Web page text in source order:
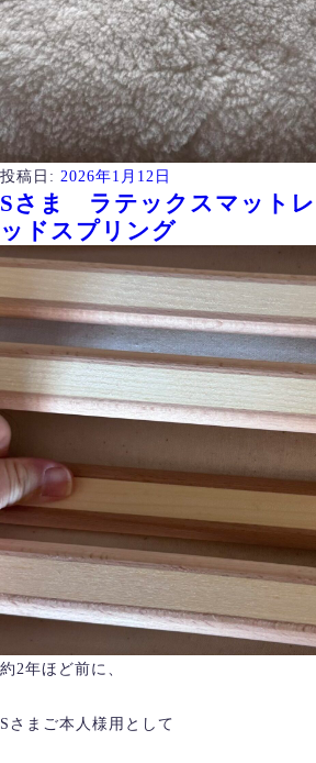
投稿日: 2026年1月12日
Sさま ラテックスマットレ
ッドスプリング
約2年ほど前に、
Sさまご本人様用として